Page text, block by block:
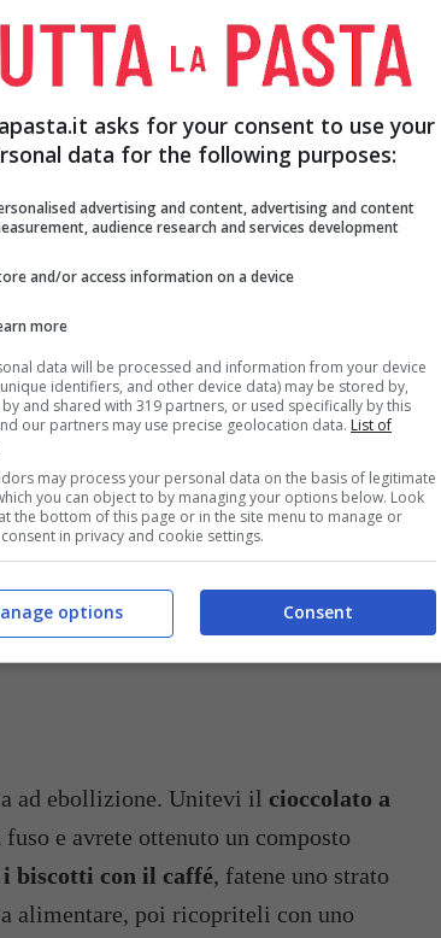
1 PACCHETTO DI
BISCOTTI SECCHI
DEL TIPO PETITS
BEURRE,
PACCHETTO MA
NUMERO ESATTO
DELLA
CONFEZIONE)
25 CL. DI CAFFÈ
FREDDO
ad ebollizione. Unitevi il cioccolato a
e avrete ottenuto un composto
i biscotti con il caffé, fatene uno strato
alimentare, poi ricopriteli con uno
asks for your consent to use your
data for the following purposes:
advertising and content, advertising and content
audience research and services development
and/or access information on a device
more
data will be processed and information from your device
identifiers, and other device data) may be stored by,
by and shared with 319 partners, or used specifically by this
our partners may use precise geolocation data. List of
may process your personal data on the basis of legitimate
you can object to by managing your options below. Look
the bottom of this page or in the site menu to manage or
in privacy and cookie settings.
Consent
options